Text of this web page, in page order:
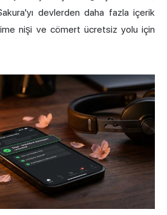
devlerden daha fazla içerik
nişi ve cömert ücretsiz yolu için